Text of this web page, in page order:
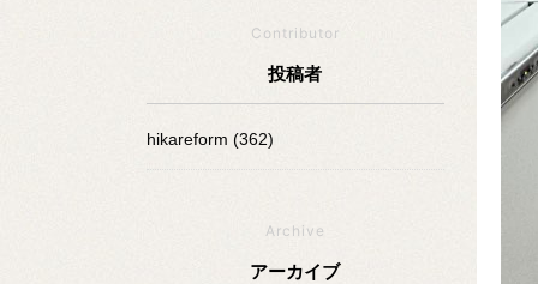
Contributor
投稿者
hikareform (362)
Archive
アーカイブ